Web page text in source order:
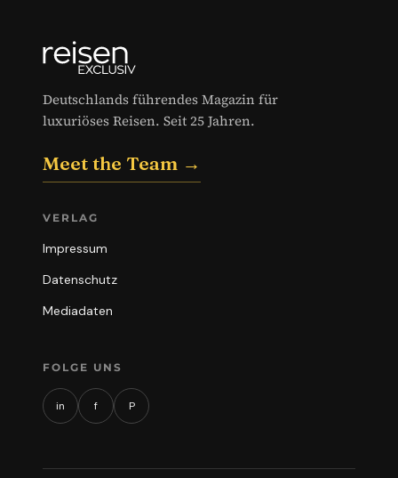
Deutschlands führendes Magazin für
luxuriöses Reisen. Seit 25 Jahren.
Meet the Team →
VERLAG
Impressum
Datenschutz
Mediadaten
FOLGE UNS
in f P